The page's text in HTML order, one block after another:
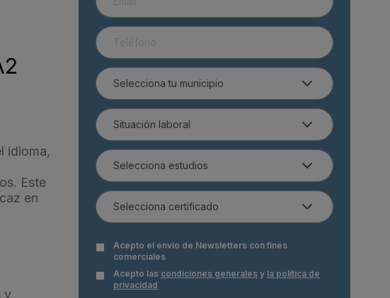
idioma,
Este
en
y
Acepto el envio de Newsletters con fines
comerciales
Acepto las condiciones generales y la política de
privacidad